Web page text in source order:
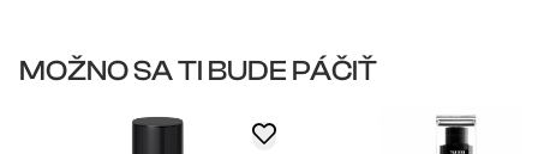
MOŽNO SA TI BUDE PÁČIŤ